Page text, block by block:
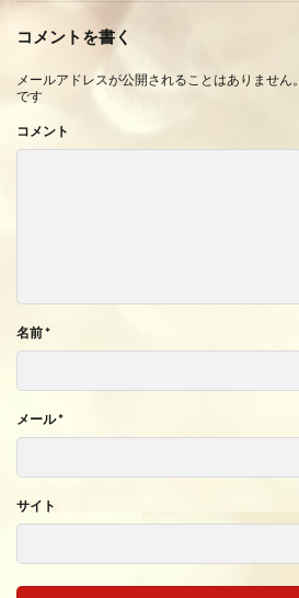
コメントを書く
メールアドレスが公開されることはありません。
です
コメント
名前*
メール*
サイト